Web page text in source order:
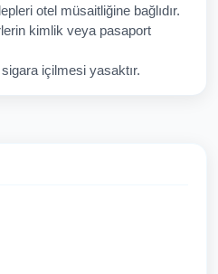
İptal Gönder
otel müsaitliğine bağlıdır.
kimlik veya pasaport
içilmesi yasaktır.